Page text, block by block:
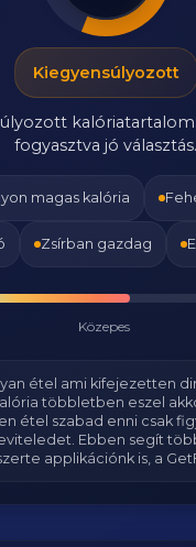
Kiegyensúlyozott
fogyasztva jó választás.
magas kalória
Zsírban gazdag
Közepes
étel ami kifejezetten
többletben eszel
étel szabad enni csak
Ebben segít
applikációnk is, a